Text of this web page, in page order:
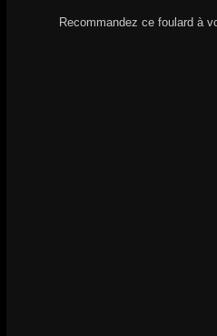
Recommandez ce foulard à